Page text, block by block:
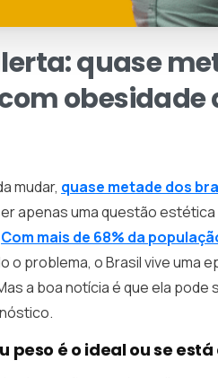
quase
obesidade
mudar, quase metade dos
apenas uma questão
Com mais de 68% da
o problema, o Brasil vive uma
a boa notícia é que ela
peso é o ideal ou se